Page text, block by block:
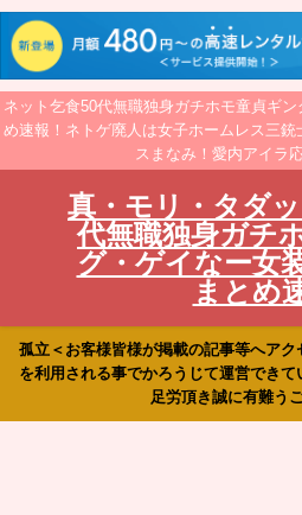
ネット乞食50代無職独身ガチホモ童貞ギ
め速報！ネトゲ廃人は女子ホームレス三
スまなみ！愛内アイラ
真・モリ・タダ
代無職独身ガチ
グ・ゲイなー女
まとめ
孤立＜お客様皆様が掲載の記事等へア
を利用される事でかろうじて運営でき
足労頂き誠に有難う